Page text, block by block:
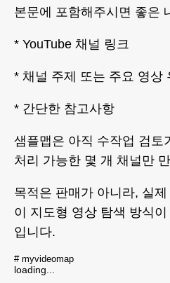
본문에 포함해주시면 좋은
* YouTube 채널 링크
* 채널 주제 또는 주요 영상
* 간단한 참고사항
샘플맵은 아직 수작업 검토
처리 가능한 몇 개 채널만
목적은 판매가 아니라, 실
이 지도형 영상 탐색 방식
입니다.
# myvideomap
loading...